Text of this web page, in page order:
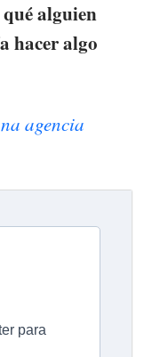
alguien
hacer algo
agencia